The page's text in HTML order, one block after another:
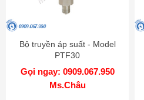
Bộ truyền áp suất - Model
PTF30
Gọi ngay: 0909.067.950
Ms.Châu